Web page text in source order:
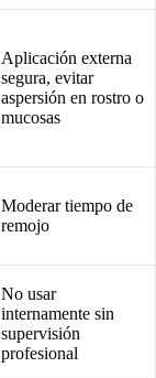
Aplicación externa
segura, evitar
aspersión en rostro o
mucosas
Moderar tiempo de
remojo
No usar
internamente sin
supervisión
profesional